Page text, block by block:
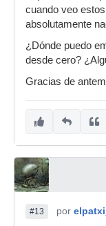
cuando veo
absolutamente
¿Dónde puedo
desde cero?
Gracias de
#13 por